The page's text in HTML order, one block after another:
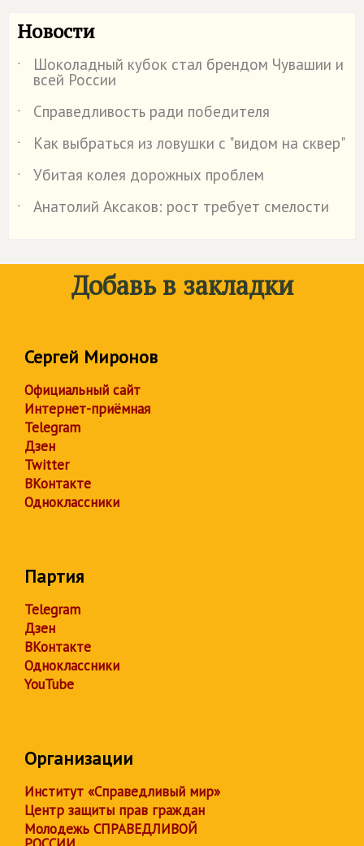
Новости
˙ Шоколадный кубок стал брендом Чувашии и
всей России
˙
Справедливость ради победителя
˙
Как выбраться из ловушки с "видом на сквер"
˙
Убитая колея дорожных проблем
˙
Анатолий Аксаков: рост требует смелости
Добавь в закладки
Сергей Миронов
Официальный сайт
Интернет-приёмная
Telegram
Дзен
Twitter
ВКонтакте
Одноклассники
Партия
Telegram
Дзен
ВКонтакте
Одноклассники
YouTube
Организации
Институт «Справедливый мир»
Центр защиты прав граждан
Молодежь СПРАВЕДЛИВОЙ